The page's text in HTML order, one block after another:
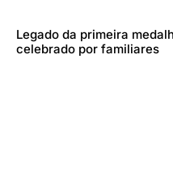
Legado da primeira
celebrado por familiares